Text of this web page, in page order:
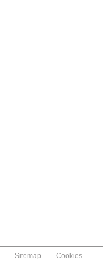
Sitemap Cookies